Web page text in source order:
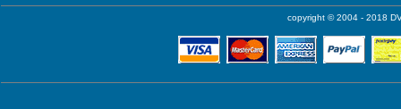
copyright © 2004 - 2018